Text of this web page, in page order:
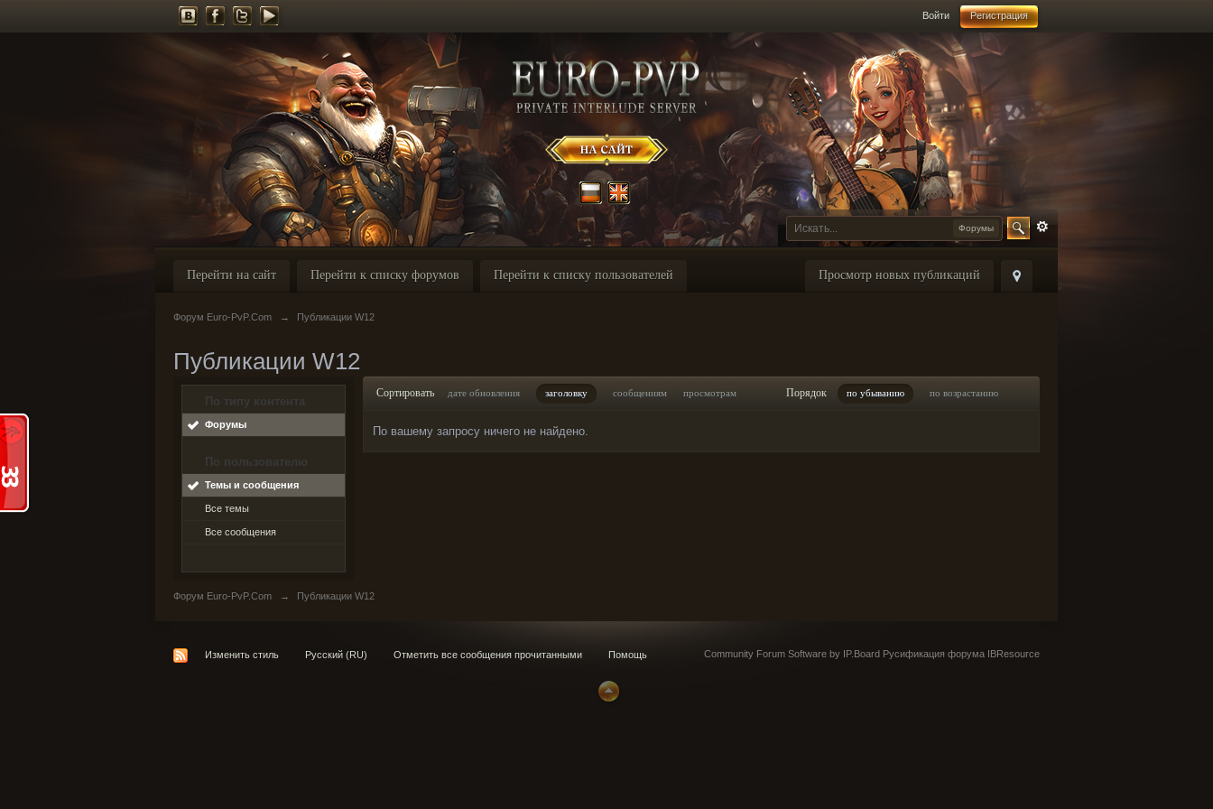
Войти Регистрация
Форумы
Просмотр новых публикаций
Перейти на сайт Перейти к списку форумов Перейти к списку пользователей
Форум Euro-PvP.Com → Публикации W12
Публикации W12
По типу контента
Форумы
По пользователю
Темы и сообщения
Все темы
Все сообщения
Сортировать дате обновления заголовку сообщениям просмотрам Порядок по убыванию по возрастанию
По вашему запросу ничего не найдено.
Форум Euro-PvP.Com → Публикации W12
Изменить стиль Русский (RU) Отметить все сообщения прочитанными Помощь Community Forum Software by IP.Board Русификация форума IBResource